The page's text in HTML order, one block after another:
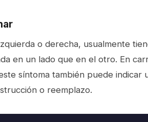
o derecha, usualmente
en un lado que en el otro. En
síntoma también puede indicar
o reemplazo.